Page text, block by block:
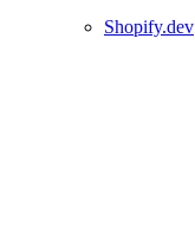
Shopify.dev